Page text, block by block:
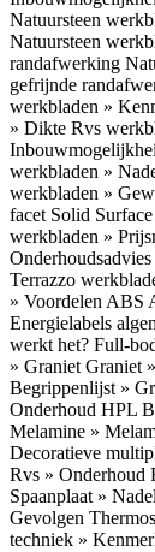
Natuursteen
Natuursteen
randafwerking
gefrijnde
werkbladen »
» Dikte Rvs
werkbladen »
werkbladen »
facet Solid
werkbladen »
Onderhoudsadvies
Terrazzo
» Voordelen ABS
Energielabels
werkt het? Full-
» Graniet Graniet
Begrippenlijst »
Onderhoud HPL
Melamine »
Decoratieve
Rvs » Onderhoud
Spaanplaat »
Gevolgen
techniek »